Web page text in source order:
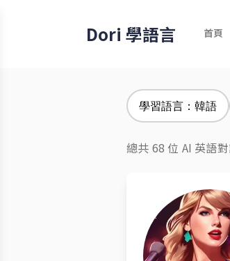
Dori 學語言 首頁
學習語言：韓語
總共 68 位 AI 英語